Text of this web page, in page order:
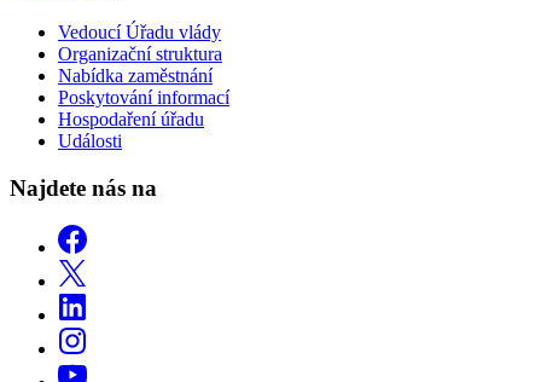
Vedoucí Úřadu vlády
Organizační struktura
Nabídka zaměstnání
Poskytování informací
Hospodaření úřadu
Události
Najdete nás na